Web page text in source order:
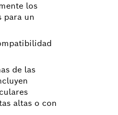
los
para un
de las
altas o con